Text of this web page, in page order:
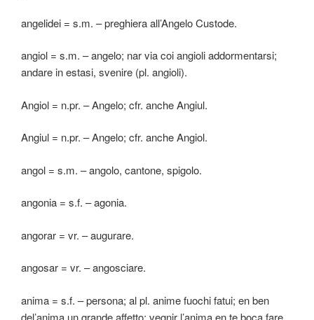
angelidei = s.m. – preghiera all’Angelo Custode.
angiol = s.m. – angelo; nar via coi angioli addormentarsi;
andare in estasi, svenire (pl. angioli).
Angiol = n.pr. – Angelo; cfr. anche Angiul.
Angiul = n.pr. – Angelo; cfr. anche Angiol.
angol = s.m. – angolo, cantone, spigolo.
angonia = s.f. – agonia.
angorar = vr. – augurare.
angosar = vr. – angosciare.
anima = s.f. – persona; al pl. anime fuochi fatui; en ben
del’anima un grande affetto; vegnir l’anima en te boca fare